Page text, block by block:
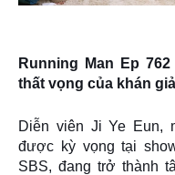
Running Man Ep
thất vọng của khán giả
Diễn viên Ji Ye Eun,
được kỳ vọng tại
SBS, đang trở thành